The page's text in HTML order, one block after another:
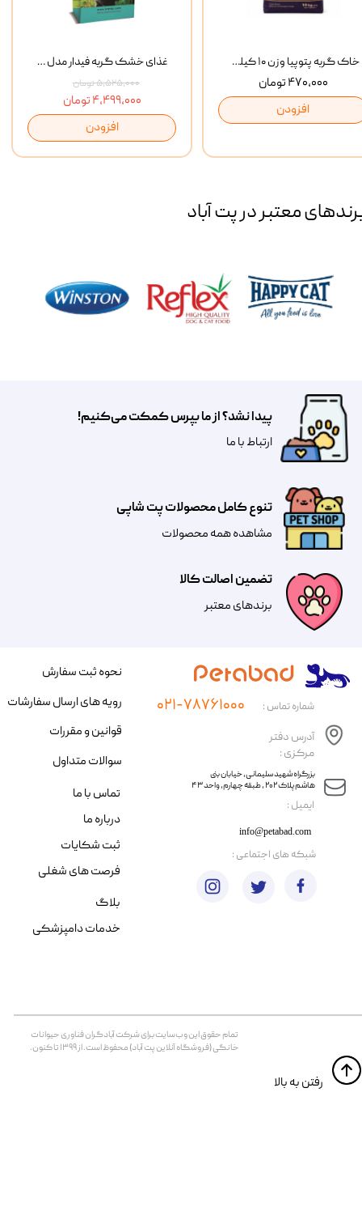
غذای خشک گربه فیدار مدل Adult وزن 10 کیلوگرم
۵,۵۲۵,۰۰۰ تومان
۴,۴۹۹,۰۰۰ تومان
افزودن
خاک گربه پتوپیا وزن ۱۰ کیلوگرم
۴۷۰,۰۰۰ تومان
افزودن
معتبر در پت آباد
تضمین اصالت کالا
​​برندهای معتبر​​​​​​​
تنوع کامل محصولات پت شاپی
مشاهده همه محصولات
پیدا نشد؟ از ما بپرس کمکت می‌کنیم!
​​​ارتباط با ما
​ایمیل :
آدرس دفتر
مرکزی :
info@petabad.com
​​بزرگراه شهید سلیمانی، خیابان بنی
هاشم پلاک ۲۰۲ ، طبقه چهارم، واحد ۴۳
شماره تماس : ۰۲۱-۷۸۷۶۱۰۰۰
تمام حقوق اين وب‌سايت برای شرکت آبادگران فناوری حیوانات
خانگی (فروشگاه آنلاین پت آباد) محفوظ است. از ۱۳۹۹ تا کنون.
​​رفتن به بالا
نحوه ثبت سفارش
رویه های ارسال سفارشات
قوانین و مقررات
سوالات متداول
تماس با ما
درباره ما
ثبت شکایات
فرصت های شغلی
​شبکه های اجتماعی :
بلاگ
خدمات دامپزشکی